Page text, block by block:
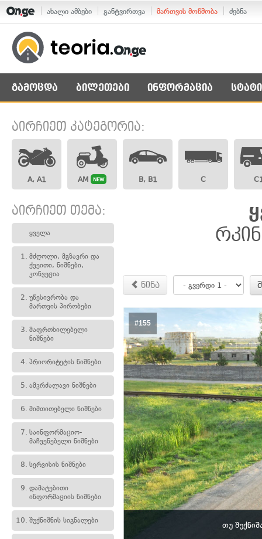
ახალი ამბები განტვირთვა მართვის მოწმობა ძებნა
გამოცდა ბილეთები ინფორმაცია
აირჩიეთ კატეგორია:
A, A1 AM NEW B, B1 C
აირჩიეთ თემა:
ყველა
1. მძღოლი, მგზავრი და
ქვეითი, ნიშნები,
კონვეცია
2. უწესივრობა და
მართვის პირობები
3. მაფრთხილებელი
ნიშნები
4. პრიორიტეტის ნიშნები
5. ამკრძალავი ნიშნები
6. მიმთითებელი ნიშნები
7. საინფორმაციო-
მაჩვენებელი ნიშნები
8. სერვისის ნიშნები
9. დამატებითი
ინფორმაციის ნიშნები
10. შუქნიშნის სიგნალები
წინა
#155
თუ